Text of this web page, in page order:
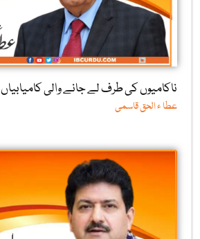
ناکامیوں کی طرف لے جانے والی کامیابیاں
عطا ء الحق قاسمی